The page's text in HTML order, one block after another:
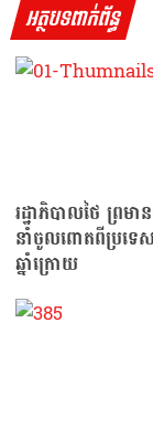
អត្ថបទពាក់ព័ន្ធ
រដ្ឋាភិបាលថៃ ព្រម
នាំចូលពោតពីប្រទេ
ឆ្នាំក្រោយ